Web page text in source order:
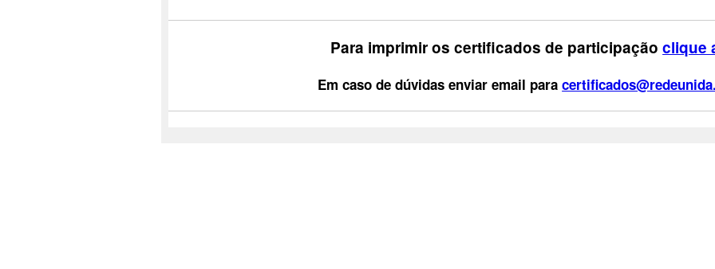
Para imprimir os certificados de participaçãoclique
Em caso de dúvidas enviar email para